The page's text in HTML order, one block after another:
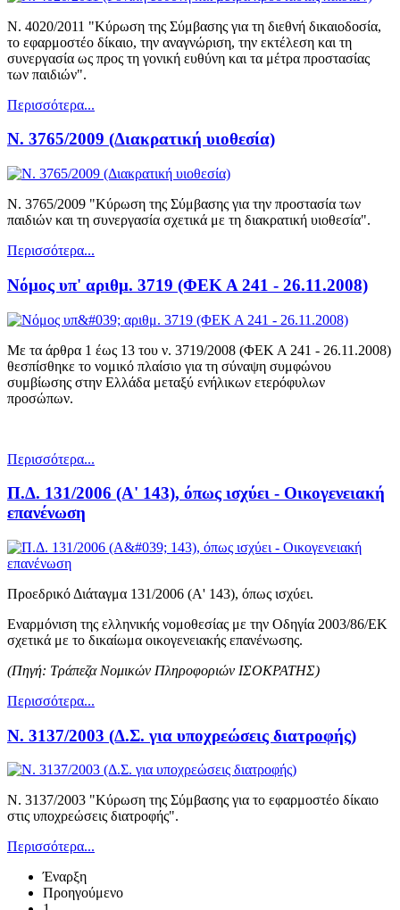
Ν. 4020/2011 "Κύρωση της Σύμβασης για τη διεθνή δικαιοδοσία,
το εφαρμοστέο δίκαιο, την αναγνώριση, την εκτέλεση και τη
συνεργασία ως προς τη γονική ευθύνη και τα μέτρα προστασίας
των παιδιών".
Περισσότερα...
Ν. 3765/2009 (Διακρατική υιοθεσία)
Ν. 3765/2009 "Κύρωση της Σύμβασης για την προστασία των
παιδιών και τη συνεργασία σχετικά με τη διακρατική υιοθεσία".
Περισσότερα...
Νόμος υπ' αριθμ. 3719 (ΦΕΚ Α 241 - 26.11.2008)
Με τα άρθρα 1 έως 13 του ν. 3719/2008 (ΦΕΚ Α 241 - 26.11.2008)
θεσπίσθηκε το νομικό πλαίσιο για τη σύναψη συμφώνου
συμβίωσης στην Ελλάδα μεταξύ ενήλικων ετερόφυλων
προσώπων.
Περισσότερα...
Π.Δ. 131/2006 (Α' 143), όπως ισχύει - Οικογενειακή
επανένωση
Προεδρικό Διάταγμα 131/2006 (Α' 143), όπως ισχύει.
Εναρμόνιση της ελληνικής νομοθεσίας με την Οδηγία 2003/86/ΕΚ
σχετικά με το δικαίωμα οικογενειακής επανένωσης.
(Πηγή: Τράπεζα Νομικών Πληροφοριών ΙΣΟΚΡΑΤΗΣ)
Περισσότερα...
Ν. 3137/2003 (Δ.Σ. για υποχρεώσεις διατροφής)
Ν. 3137/2003 "Κύρωση της Σύμβασης για το εφαρμοστέο δίκαιο
στις υποχρεώσεις διατροφής".
Περισσότερα...
Έναρξη
Προηγούμενο